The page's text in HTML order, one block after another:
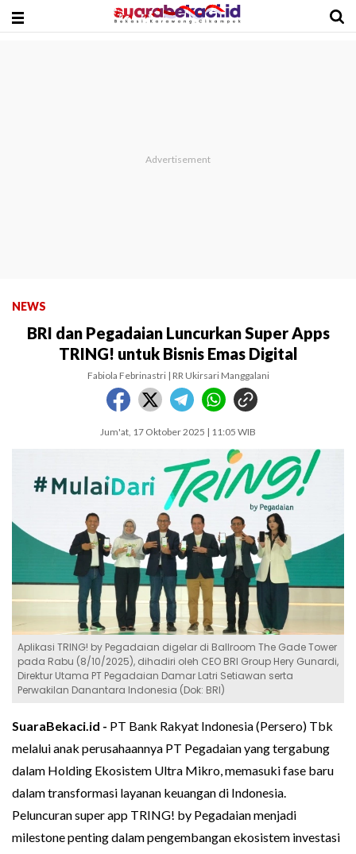
NEWS
BRI dan Pegadaian Luncurkan Super Apps
TRING! untuk Bisnis Emas Digital
Fabiola Febrinastri | RR Ukirsari Manggalani
Jum'at, 17 Oktober 2025 | 11:05 WIB
Aplikasi TRING! by Pegadaian digelar di Ballroom The Gade Tower
pada Rabu (8/10/2025), dihadiri oleh CEO BRI Group Hery Gunardi,
Direktur Utama PT Pegadaian Damar Latri Setiawan serta
Perwakilan Danantara Indonesia (Dok: BRI)
SuaraBekaci.id - PT Bank Rakyat Indonesia (Persero) Tbk
melalui anak perusahaannya PT Pegadaian yang tergabung
dalam Holding Ekosistem Ultra Mikro, memasuki fase baru
dalam transformasi layanan keuangan di Indonesia.
Peluncuran super app TRING! by Pegadaian menjadi
milestone penting dalam pengembangan ekosistem investasi